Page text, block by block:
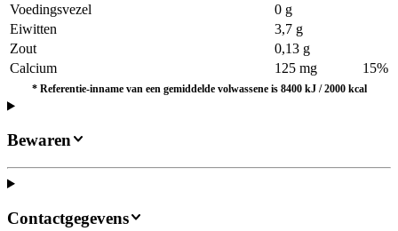
Voedingsvezel
0 g
Eiwitten
3,7 g
Zout
0,13 g
Calcium
125 mg 15%
* Referentie-inname van een gemiddelde volwassene is 8400 kJ / 2000 kcal
Bewaren
Contactgegevens